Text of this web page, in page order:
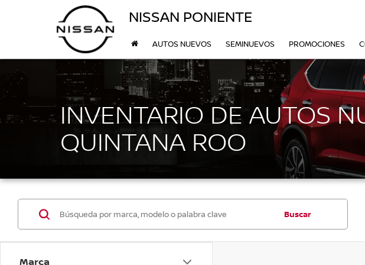
NISSAN PONIENTE
AUTOS NUEVOS SEMINUEVOS PROMOCIONES
INVENTARIO DE AUTOS
QUINTANA ROO
Marca
Buscar